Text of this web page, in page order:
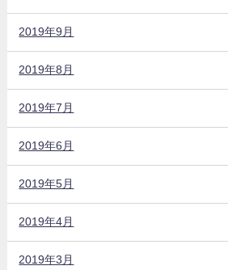
2019年9月
2019年8月
2019年7月
2019年6月
2019年5月
2019年4月
2019年3月